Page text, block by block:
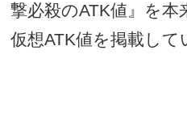
撃必殺のATK値』を本
仮想ATK値を掲載して